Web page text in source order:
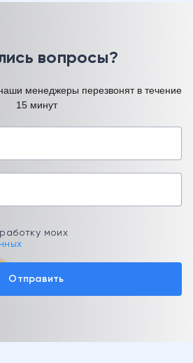
вопросы?
менеджеры перезвонят в течение
15 минут
моих
Отправить